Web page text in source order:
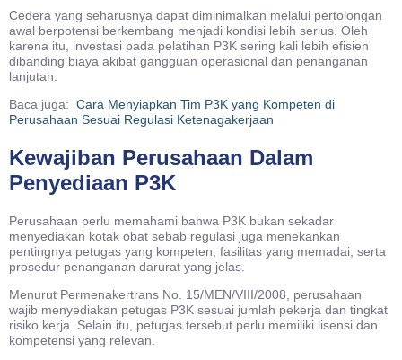
Cedera yang seharusnya dapat diminimalkan melalui pertolongan
awal berpotensi berkembang menjadi kondisi lebih serius. Oleh
karena itu, investasi pada pelatihan P3K sering kali lebih efisien
dibanding biaya akibat gangguan operasional dan penanganan
lanjutan.
Baca juga: Cara Menyiapkan Tim P3K yang Kompeten di
Perusahaan Sesuai Regulasi Ketenagakerjaan
Kewajiban Perusahaan Dalam
Penyediaan P3K
Perusahaan perlu memahami bahwa P3K bukan sekadar
menyediakan kotak obat sebab regulasi juga menekankan
pentingnya petugas yang kompeten, fasilitas yang memadai, serta
prosedur penanganan darurat yang jelas.
Menurut Permenakertrans No. 15/MEN/VIII/2008, perusahaan
wajib menyediakan petugas P3K sesuai jumlah pekerja dan tingkat
risiko kerja. Selain itu, petugas tersebut perlu memiliki lisensi dan
kompetensi yang relevan.